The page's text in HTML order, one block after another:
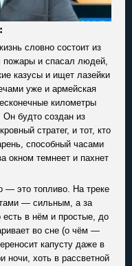
словно состоит из
пожары и спасал людей,
казусы и ищет лазейки
уже и армейская
километры
будто создан из
стратег, и тот, кто
способный часами
окном темнеет и пахнет
— это топливо. На треке
— сильным, а за
в нём и простые, до
во сне (о чём —
капусту даже в
ночи, хоть в рассветной